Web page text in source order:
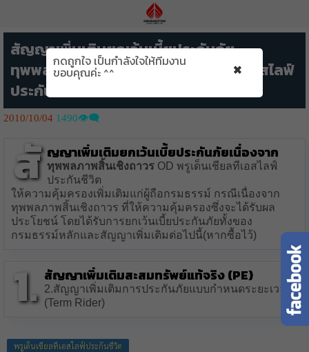
สัญญาเพิ่มเติมยกเว้นเบี้ยประกันภัย
ทุพพลภาพสิ้นเชิงถาวร พรูเด็นเชียลทีเอสไลฟ์
ประกันชีวิต
2010/10/04 1490👁️‍🗨️
สั ญญาเพิ่มเติมยกเว้นเบี้ยประกันภัยเนื่องจาก
ทุพพลภาพสิ้นเชิงถาวร OD พรูเด็นเชียลทีเอสไลฟ์
ประกันชีวิต
ให้ความคุ้มครองเพิ่มเติมแก่ผู้ถือกรมธรรม์ กรณีเนื่องจาก
ทุพพลภาพสิ้นเชิงถาวร ที่ให้ความคุ้มครองซึ่งจะได้รับผล
ประโยชน์ โดยได้รับการยกเว้นเบี้ยประกันภัยทั้งของ
กรมธรรม์หลักและสัญญาเพิ่มเติมต่อไปนี้(หากซื้อไว้)
1. สัญญาเพิ่มเติมสะสมทรัพย์แท้จริง (PE)
2.สัญญาเพิ่มเติมการประกันภัยแบบกำหนดระยะเวลา
(Term Rider)
พรูเด็นเชียลทีเอสไลฟ์ประกันชีวิต
กดถูกใจ เป็นกำลังใจให้ทีมงาน
ขอบคุณค่ะ ^^ ×